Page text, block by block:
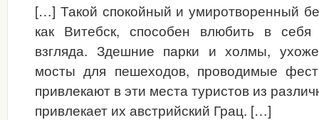
[…] Такой спокойный и умиротворенный
как Витебск, способен влюбить в
взгляда. Здешние парки и холмы,
мосты для пешеходов, проводимые
привлекают в эти места туристов из
привлекает их австрийский Грац. […]